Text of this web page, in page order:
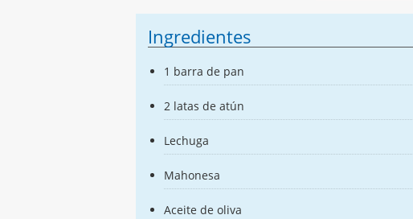
Ingredientes
1 barra de pan
2 latas de atún
Lechuga
Mahonesa
Aceite de oliva